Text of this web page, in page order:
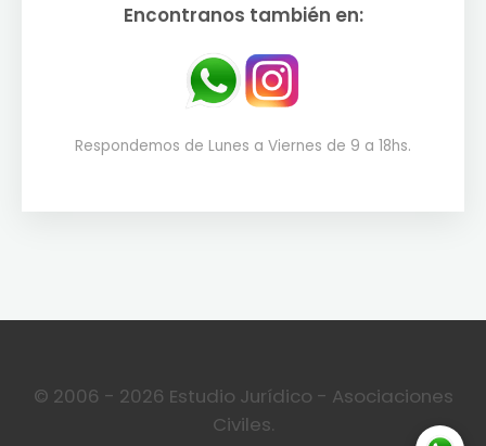
Encontranos también en:
Respondemos de Lunes a Viernes de 9 a 18hs.
© 2006 - 2026 Estudio Jurídico - Asociaciones
Civiles.